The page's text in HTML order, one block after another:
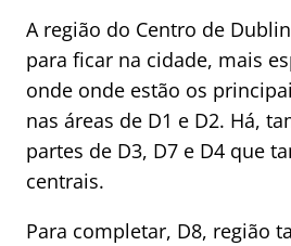
A região do Centro de
para ficar na cidade, mais
onde onde estão os
nas áreas de D1 e D2. Há,
partes de D3, D7 e D4 que
centrais.
Para completar, D8, região